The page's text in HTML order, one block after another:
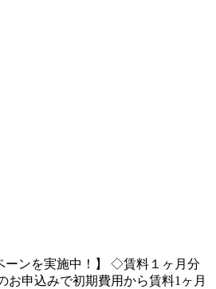
ーンを実施中！】 ◇賃料１ヶ月分
お申込みで初期費用から賃料1ヶ月